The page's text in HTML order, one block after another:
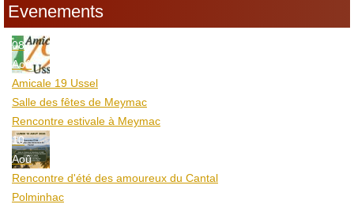
Evenements
08
Aoû
Amicale 19 Ussel
Salle des fêtes de Meymac
Rencontre estivale à Meymac
10
Aoû
Rencontre d'été des amoureux du Cantal
Polminhac